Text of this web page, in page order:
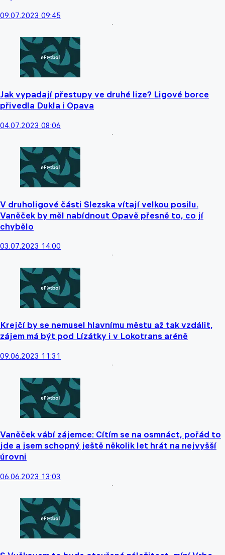
09.07.2023 09:45
Jak vypadají přestupy ve druhé lize? Ligové borce
přivedla Dukla i Opava
04.07.2023 08:06
V druholigové části Slezska vítají velkou posilu.
Vaněček by měl nabídnout Opavě přesně to, co jí
chybělo
03.07.2023 14:00
Krejčí by se nemusel hlavnímu městu až tak vzdálit,
zájem má být pod Lízátky i v Lokotrans aréně
09.06.2023 11:31
Vaněček vábí zájemce: Cítím se na osmnáct, pořád to
jde a jsem schopný ještě několik let hrát na nejvyšší
úrovni
06.06.2023 13:03